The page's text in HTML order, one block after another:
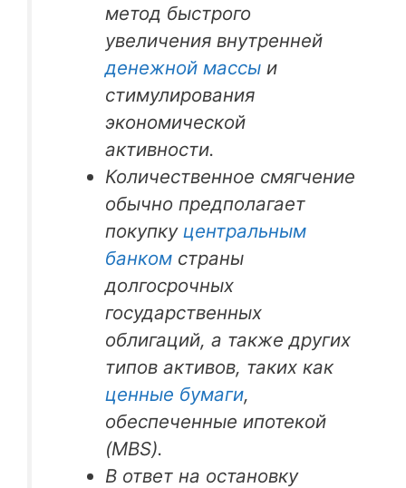
метод быстрого
увеличения внутренней
денежной массы и
стимулирования
экономической
активности.
Количественное смягчение
обычно предполагает
покупкуцентральным
банком страны
долгосрочных
государственных
облигаций, а также других
типов активов, таких как
ценные бумаги,
обеспеченные ипотекой
(MBS).
В ответ на остановку